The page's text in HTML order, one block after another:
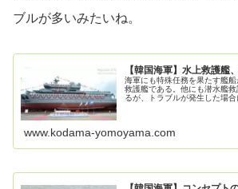
ブルが多いみたいね。
【韓国海軍】水上救護艦
海軍にも特殊任務を果たす艦
救護艦である。他にも潜水艦
るが、トラブルが発生した場合
www.kodama-yomoyama.com